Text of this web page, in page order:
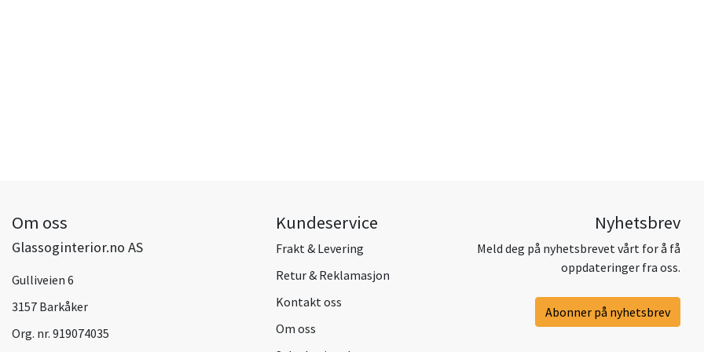
Om oss
Glassoginterior.no AS
Gulliveien 6
3157 Barkåker
Org. nr. 919074035
Kundeservice
Frakt & Levering
Retur & Reklamasjon
Kontakt oss
Om oss
Nyhetsbrev
Meld deg på nyhetsbrevet vårt for å få
oppdateringer fra oss.
Abonner på nyhetsbrev